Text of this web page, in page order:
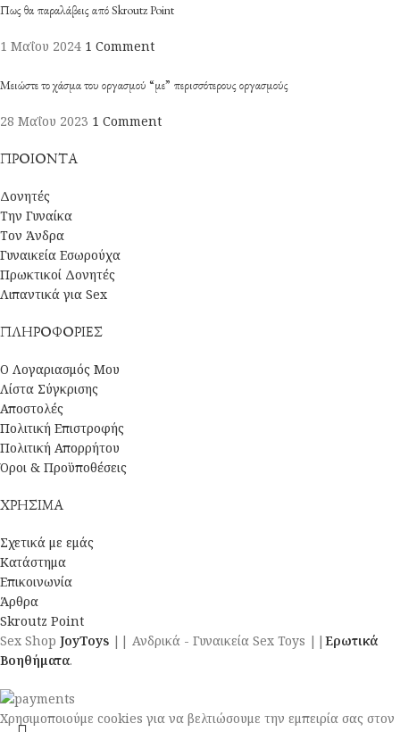
Πως θα παραλάβεις από Skroutz Point
1 Μαΐου 2024 1 Comment
Μειώστε το χάσμα του οργασμού “με” περισσότερους οργασμούς
28 Μαΐου 2023 1 Comment
ΠΡΟΙΟΝΤΑ
Δονητές
Την Γυναίκα
Τον Άνδρα
Γυναικεία Εσωρούχα
Πρωκτικοί Δονητές
Λιπαντικά για Sex
ΠΛΗΡΟΦΟΡΙΕΣ
Ο Λογαριασμός Μου
Λίστα Σύγκρισης
Αποστολές
Πολιτική Επιστροφής
Πολιτική Απορρήτου
Όροι & Προϋποθέσεις
ΧΡΗΣΙΜΑ
Σχετικά με εμάς
Κατάστημα
Επικοινωνία
Άρθρα
Skroutz Point
Sex Shop JoyToys || Ανδρικά - Γυναικεία Sex Toys || Ερωτικά
Βοηθήματα.
Χρησιμοποιούμε cookies για να βελτιώσουμε την εμπειρία σας στον